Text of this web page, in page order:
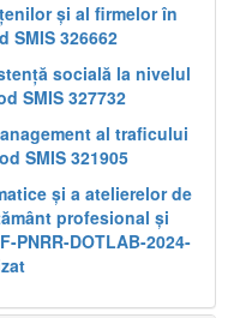
și al firmelor în
SMIS 326662
socială la nivelul
SMIS 327732
al traficului
SMIS 321905
și a atelierelor de
profesional și
DOTLAB-2024-